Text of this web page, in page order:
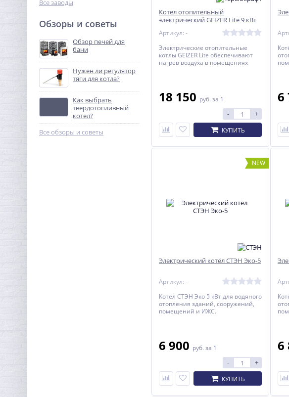
Все заводы
Обзоры и советы
Обзор печей для
бани
Нужен ли регулятор
тяги для котла?
Как выбрать
твердотопливный
котел?
Все обзоры и советы
Котел отопительный
электрический GEIZER Lite 9 кВт
Артикул: -
Электрические отопительные
котлы GEIZER Lite обеспечивают
нагрев воздуха в помещениях
теплоснабжения в жилых и
административных помещениях
оборудованных системами
принудительной циркуляцией.
18 150 руб. за 1
- +
КУПИТЬ
6
NEW
Электрический котёл СТЭН Эко-5
Артикул: -
Котёл СТЭН Эко 5 кВт для водяного
отопления зданий, сооружений,
помещений и ИЖС.
6 900 руб. за 1
- +
КУПИТЬ
6